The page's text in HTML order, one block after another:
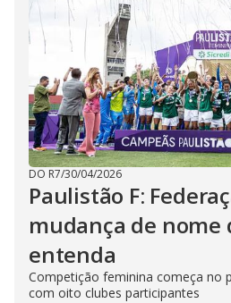
DO R7/30/04/2026
Paulistão F:
mudança de nome
entenda
Competição feminina começa no
com oito clubes participantes